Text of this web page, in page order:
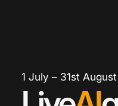
1 July – 31st